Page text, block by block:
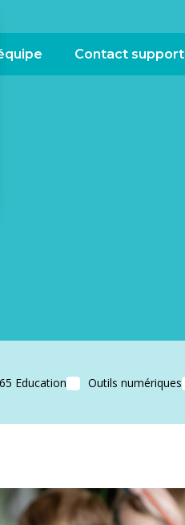
for À propos de nous
Contact support
Education Outils numériques